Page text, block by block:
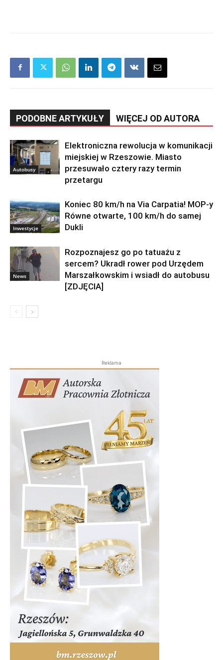
PODOBNE ARTYKUŁY WIĘCEJ OD AUTORA
Autobusy
Elektroniczna rewolucja w komunikacji
miejskiej w Rzeszowie. Miasto
przesuwało cztery razy termin
przetargu
Inwestycje
Koniec 80 km/h na Via Carpatia! MOP-y
Równe otwarte, 100 km/h do samej
Dukli
News
Rozpoznajesz go po tatuażu z
sercem? Ukradł rower pod Urzędem
Marszałkowskim i wsiadł do autobusu
[ZDJĘCIA]
Reklama